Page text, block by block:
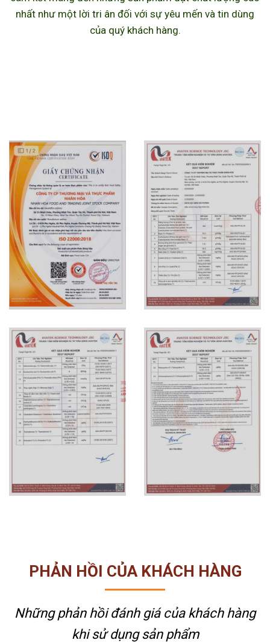
nhất như một lời tri ân đối với sự yêu mến và tin dùng
của quý khách hàng.
PHẢN HỒI CỦA KHÁCH HÀNG
Những phản hồi đánh giá của khách hàng
khi sử dụng sản phẩm